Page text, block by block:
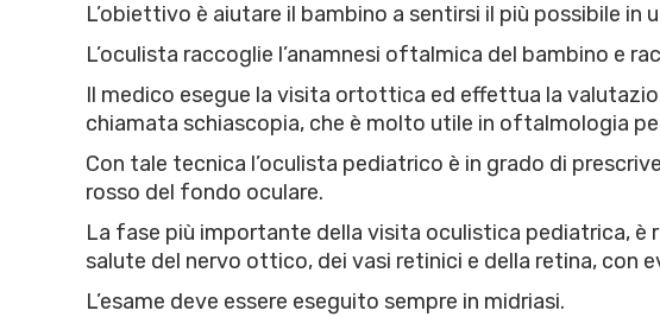
L’obiettivo è aiutare il bambino a sentirsi il più possibile
L’oculista raccoglie l’anamnesi oftalmica del bambino e
Il medico esegue la visita ortottica ed effettua la
chiamata schiascopia, che è molto utile in oftalmologia
Con tale tecnica l’oculista pediatrico è in grado di
rosso del fondo oculare.
La fase più importante della visita oculistica pediatrica,
salute del nervo ottico, dei vasi retinici e della retina, con
L’esame deve essere eseguito sempre in midriasi.